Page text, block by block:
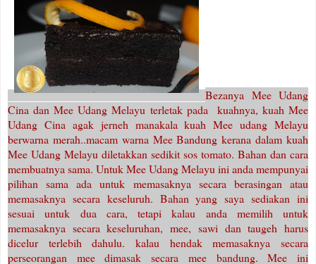
Bezanya Mee Udang
Cina dan Mee Udang Melayu terletak pada kuahnya, kuah Mee
Udang Cina agak jerneh manakala kuah Mee udang Melayu
berwarna merah..macam warna Mee Bandung kerana dalam kuah
Mee Udang Melayu diletakkan sedikit sos tomato. Bahan dan cara
membuatnya sama. Untuk Mee Udang Melayu ini anda mempunyai
pilihan sama ada untuk memasaknya secara berasingan atau
memasaknya secara keseluruh. Bahan yang saya sediakan ini
sesuai untuk dua cara, tetapi kalau anda memilih untuk
memasaknya secara keseluruhan, mee, sawi dan taugeh harus
dicelur terlebih dahulu. kalau hendak memasaknya secara
perseorangan mee dimasak secara mee bandung. Mee ini